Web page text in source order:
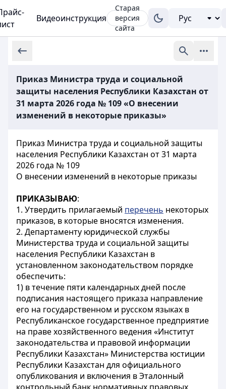
Видеоинструкция
Старая
версия
сайта
Приказ Министра труда и социальной
защиты населения Республики Казахстан от
31 марта 2026 года № 109 «О внесении
изменений в некоторые приказы»
Приказ Министра труда и социальной защиты
населения Республики Казахстан от 31 марта
2026 года № 109
О внесении изменений в некоторые приказы
ПРИКАЗЫВАЮ:
1. Утвердить прилагаемый перечень некоторых
приказов, в которые вносятся изменения.
2. Департаменту юридической службы
Министерства труда и социальной защиты
населения Республики Казахстан в
установленном законодательством порядке
обеспечить:
1) в течение пяти календарных дней после
подписания настоящего приказа направление
его на государственном и русском языках в
Республиканское государственное предприятие
на праве хозяйственного ведения «Институт
законодательства и правовой информации
Республики Казахстан» Министерства юстиции
Республики Казахстан для официального
опубликования и включения в Эталонный